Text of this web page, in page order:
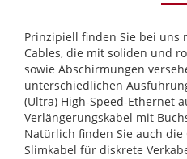
Prinzipiell finden Sie bei uns
Cables, die mit soliden und
sowie Abschirmungen
unterschiedlichen
(Ultra) High-Speed-Ethernet
Verlängerungskabel mit
Natürlich finden Sie auch
Slimkabel für diskrete